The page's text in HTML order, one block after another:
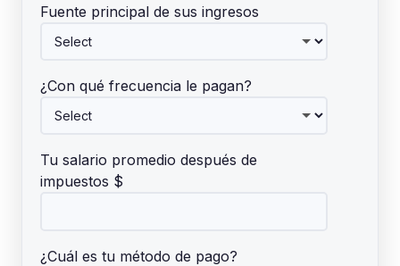
Fuente principal de sus ingresos
¿Con qué frecuencia le pagan?
Tu salario promedio después de
impuestos $
¿Cuál es tu método de pago?